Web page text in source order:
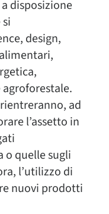
disposizione
design,
ad
l’assetto in
o quelle sugli
l’utilizzo di
nuovi prodotti